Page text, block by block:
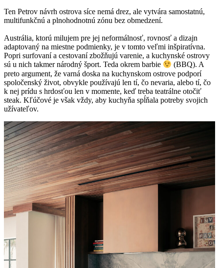
Ten Petrov návrh ostrova síce nemá drez, ale vytvára samostatnú,
multifunkčnú a plnohodnotnú zónu bez obmedzení.
Austrália, ktorú milujem pre jej neformálnosť, rovnosť a dizajn
adaptovaný na miestne podmienky, je v tomto veľmi inšpiratívna.
Popri surfovaní a cestovaní zbožňujú varenie, a kuchynské ostrovy
sú u nich takmer národný šport. Teda okrem barbie
(BBQ). A
preto argument, že varná doska na kuchynskom ostrove podporí
spoločenský život, obvykle používajú len tí, čo nevaria, alebo tí, čo
k nej prídu s hrdosťou len v momente, keď treba teatrálne otočiť
steak. Kľúčové je však vždy, aby kuchyňa spĺňala potreby svojich
užívateľov.